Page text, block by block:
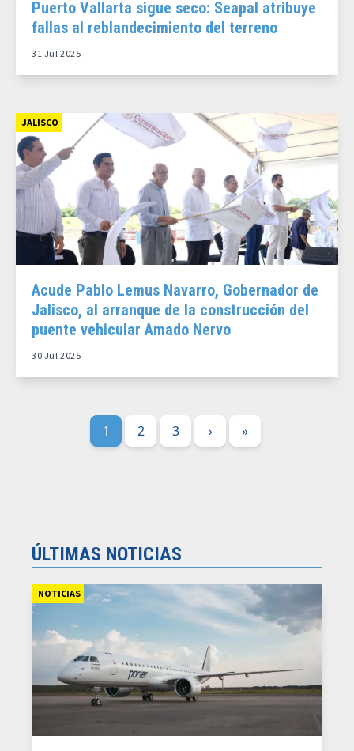
Puerto Vallarta sigue seco: Seapal atribuye
fallas al reblandecimiento del terreno
31 Jul 2025
JALISCO
Acude Pablo Lemus Navarro, Gobernador de
Jalisco, al arranque de la construcción del
puente vehicular Amado Nervo
30 Jul 2025
1 2 3 › »
ÚLTIMAS NOTICIAS
NOTICIAS